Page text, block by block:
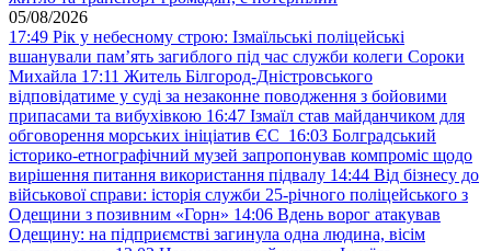
05/08/2026
17:49 Рік у небесному строю: Ізмаїльські поліцейські
вшанували пам’ять загиблого під час служби колеги Сороки
Михайла 17:11 Житель Білгород-Дністровського
відповідатиме у суді за незаконне поводження з бойовими
припасами та вибухівкою 16:47 Ізмаїл став майданчиком для
обговорення морських ініціатив ЄС 16:03 Болградський
історико-етнографічний музей запропонував компроміс щодо
вирішення питання використання підвалу 14:44 Від бізнесу до
військової справи: історія служби 25-річного поліцейського з
Одещини з позивним «Горн» 14:06 Вдень ворог атакував
Одещину: на підприємстві загинула одна людина, вісім